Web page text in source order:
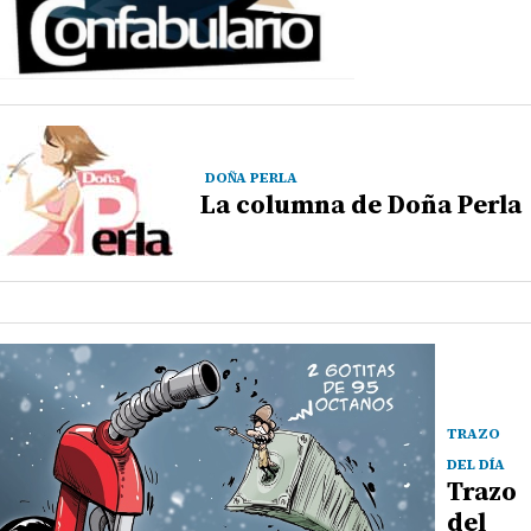
DOÑA PERLA
La columna de Doña Perla
TRAZO
DEL DÍA
Trazo
del